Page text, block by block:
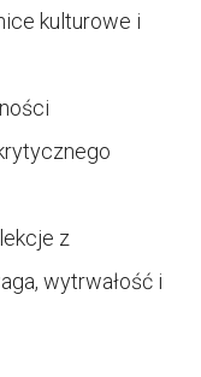
kulturowe i
z
wytrwałość i